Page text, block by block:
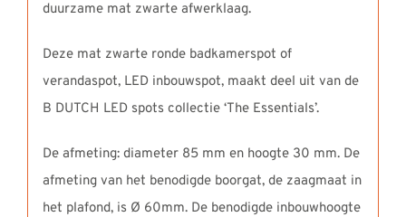
duurzame mat zwarte afwerklaag.
Deze mat zwarte ronde badkamerspot of
verandaspot, LED inbouwspot, maakt deel uit van de
B DUTCH LED spots collectie ‘The Essentials’.
De afmeting: diameter 85 mm en hoogte 30 mm. De
afmeting van het benodigde boorgat, de zaagmaat in
het plafond, is Ø 60mm. De benodigde inbouwhoogte